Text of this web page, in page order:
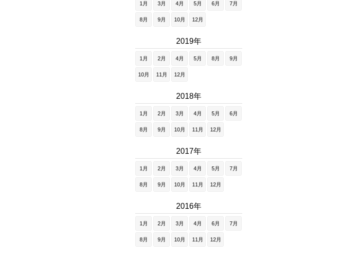
1月 3月 4月 5月 6月 7月
8月 9月 10月 12月
2019年
1月 2月 4月 5月 8月 9月
10月 11月 12月
2018年
1月 2月 3月 4月 5月 6月
8月 9月 10月 11月 12月
2017年
1月 2月 3月 4月 5月 7月
8月 9月 10月 11月 12月
2016年
1月 2月 3月 4月 6月 7月
8月 9月 10月 11月 12月